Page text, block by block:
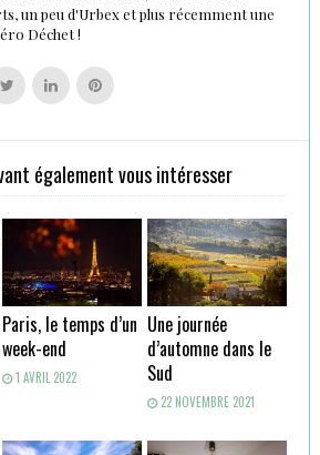
un peu d'Urbex et plus récemment une
Déchet !
Follow
us
Follow
us
Follow
us
également vous intéresser
Paris, le temps d’un
week-end
1 AVRIL 2022
Une journée
d’automne dans le
Sud
22 NOVEMBRE 2021